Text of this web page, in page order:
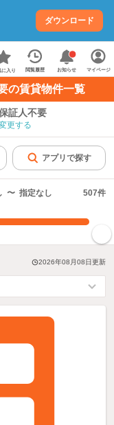
ダウンロード
に入り 閲覧履歴 お知らせ マイページ
の賃貸物件一覧
証人不要
更する
アプリで探す
〜 指定なし 507件
2026年08月08日更新